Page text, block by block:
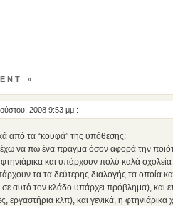
»
2008 9:53 μμ :
από τα “κουφά” της υπόθεσης:
έχω να πω ένα πράγμα όσον αφορά την
και υπάρχουν πολύ καλά
τα τα δεύτερης διαλογής τα οποία
αυτό τον κλάδο υπάρχει πρόβλημα), και
εργαστήρια κλπ), και γενικά, η